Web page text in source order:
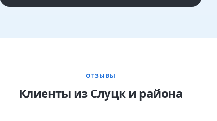
ОТЗЫВЫ
Клиенты из Слуцк и района